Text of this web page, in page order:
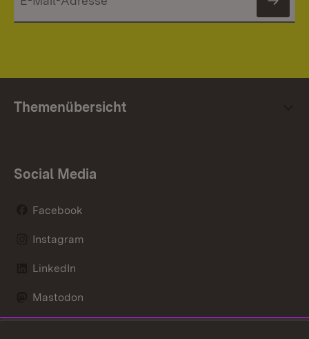
Themenübersicht
Social Media
Facebook
Instagram
LinkedIn
Mastodon